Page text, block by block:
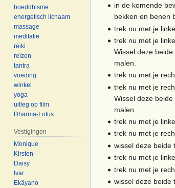
in de komende
bekken en benen
trek nu met je
trek nu met je
Wissel deze
malen.
trek nu met je
trek nu met je
Wissel deze
malen.
trek nu met je
trek nu met je
wissel deze beide
trek nu met je
trek nu met je
wissel deze beide
boeddhisme
energetisch lichaam
massage
meditatie
reiki
reizen
tantra
voeding
winkel
yoga
uitleg op film
Dharma-Lotus
Vestigingen
Monique
Kirsten
Daisy
Ivar
Ekãyano